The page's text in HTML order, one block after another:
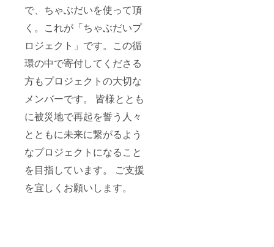
で、ちゃぶだいを使って頂
く。これが「ちゃぶだいプ
ロジェクト」です。この循
環の中で寄付してくださる
方もプロジェクトの大切な
メンバーです。 皆様ととも
に被災地で再起を誓う人々
とともに未来に繋がるよう
なプロジェクトになること
を目指しています。 ご支援
を宜しくお願いします。